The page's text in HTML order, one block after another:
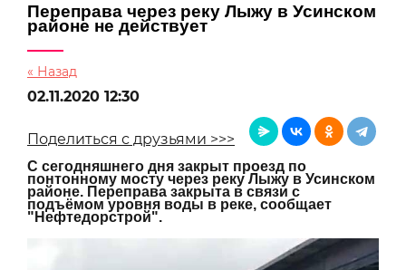
Переправа через реку Лыжу в Усинском
районе не действует
« Назад
02.11.2020 12:30
Поделиться с друзьями >>>
С сегодняшнего дня закрыт проезд по
понтонному мосту через реку Лыжу в Усинском
районе. Переправа закрыта в связи с
подъёмом уровня воды в реке, сообщает
"Нефтедорстрой".